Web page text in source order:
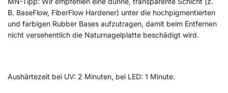
B. BaseFlow, FiberFlow Hardener) unter die hochpigmentierten
und farbigen Rubber Bases aufzutragen, damit beim Entfernen
nicht versehentlich die Naturnagelplatte beschädigt wird.
Aushärtezeit bei UV: 2 Minuten, bei LED: 1 Minute.